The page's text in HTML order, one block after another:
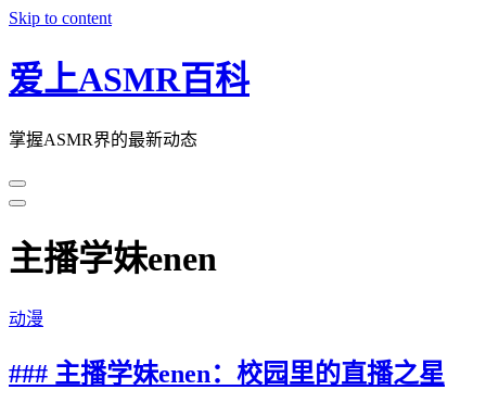
Skip to content
爱上ASMR百科
掌握ASMR界的最新动态
主播学妹enen
动漫
### 主播学妹enen：校园里的直播之星